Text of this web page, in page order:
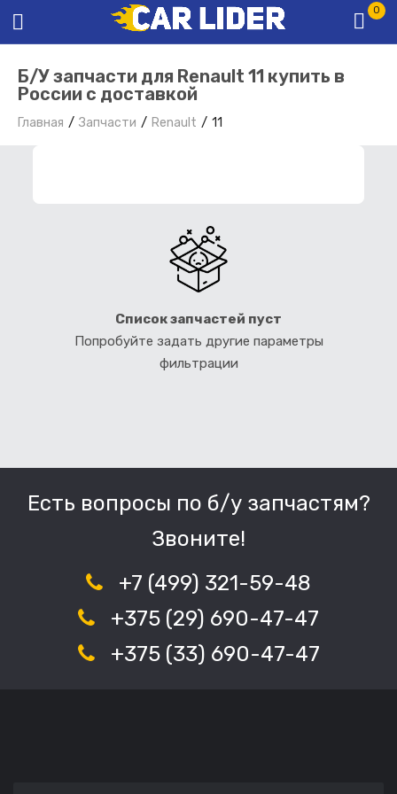
0
Б/У запчасти для Renault 11 купить в
России с доставкой
Главная Запчасти Renault 11
Список запчастей пуст
Попробуйте задать другие параметры
фильтрации
Есть вопросы по б/у запчастям?
Звоните!
+7 (499) 321-59-48
+375 (29) 690-47-47
+375 (33) 690-47-47